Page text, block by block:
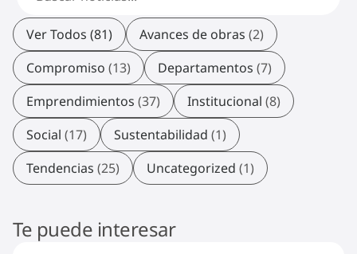
Ver Todos (81) Avances de obras (2)
Compromiso (13) Departamentos (7)
Emprendimientos (37) Institucional (8)
Social (17) Sustentabilidad (1)
Tendencias (25) Uncategorized (1)
Te puede interesar